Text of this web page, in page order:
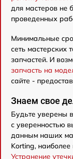
для мастеров не
проведенных
Минимальные
сеть мастерских
запчастей. И
запчасть на
сайте -
Знаем свое
Будьте уверены
с уверенностью
данным наших
Korting,
Устранение